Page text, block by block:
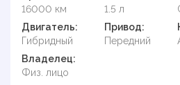
16000 км
1.5 л
Двигатель:
Гибридный
Привод:
Передний
Владелец:
Физ. лицо